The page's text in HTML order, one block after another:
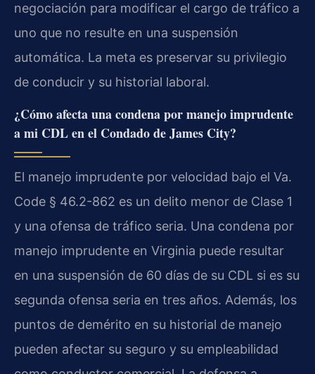
negociación para modificar el cargo de tráfico a
uno que no resulte en una suspensión
automática. La meta es preservar su privilegio
de conducir y su historial laboral.
¿Cómo afecta una condena por manejo imprudente
a mi CDL en el Condado de James City?
El manejo imprudente por velocidad bajo el Va.
Code § 46.2-862 es un delito menor de Clase 1
y una ofensa de tráfico seria. Una condena por
manejo imprudente en Virginia puede resultar
en una suspensión de 60 días de su CDL si es su
segunda ofensa seria en tres años. Además, los
puntos de demérito en su historial de manejo
pueden afectar su seguro y su empleabilidad